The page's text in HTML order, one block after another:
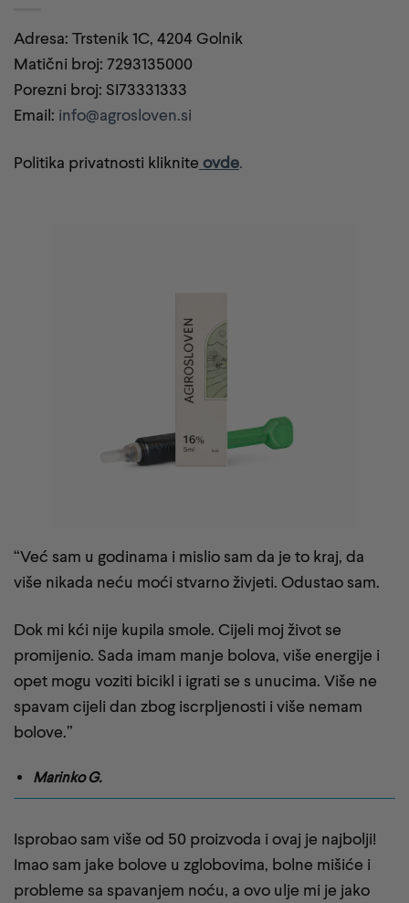
Adresa: Trstenik 1C, 4204 Golnik
Matični broj: 7293135000
Porezni broj: SI73331333
Email: info@agrosloven.si
Politika privatnosti kliknite ovde.
“Već sam u godinama i mislio sam da je to kraj, da
više nikada neću moći stvarno živjeti. Odustao sam.
Dok mi kći nije kupila smole. Cijeli moj život se
promijenio. Sada imam manje bolova, više energije i
opet mogu voziti bicikl i igrati se s unucima. Više ne
spavam cijeli dan zbog iscrpljenosti i više nemam
bolove.”
Marinko G.
Isprobao sam više od 50 proizvoda i ovaj je najbolji!
Imao sam jake bolove u zglobovima, bolne mišiće i
probleme sa spavanjem noću, a ovo ulje mi je jako